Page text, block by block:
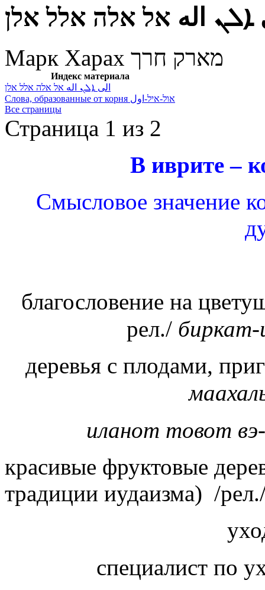
ܐܠܢ اله אל אלה אלל אלן
Марк Харах מארק חרך
Индекс материала
الى ܐܠܢ اله אל אלה אלל אלן
Слова, образованные от корня אול-איל-اول
Все страницы
Страница 1 из 2
В иврите –
Смысловое значение
благословение на
рел./
деревья с плодами,
иланот товот
красивые фруктовые
традиции иудаизма) /
специалист по